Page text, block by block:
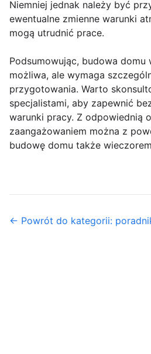
Niemniej jednak należy być
ewentualne zmienne warunki
mogą utrudnić prace.
Podsumowując, budowa domu
możliwa, ale wymaga
przygotowania. Warto
specjalistami, aby zapewnić
warunki pracy. Z odpowiednią
zaangażowaniem można z
budowę domu także
← Powrót do kategorii: